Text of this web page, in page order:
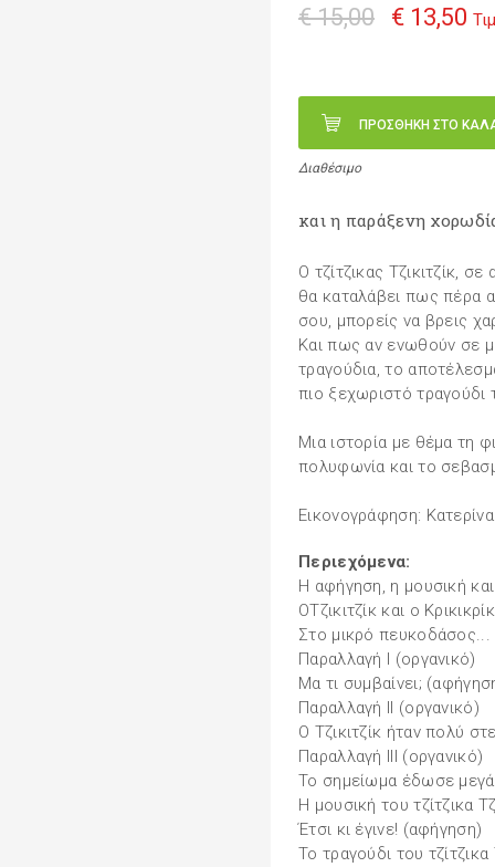
€ 15,00 € 13,50
ΠΡΟΣΘΗΚΗ ΣΤΟ
Διαθέσιμο
και η παράξενη
Ο τζίτζικας Τζικιτζίκ,
θα καταλάβει πως πέρα
σου, μπορείς να βρεις
Και πως αν ενωθούν σε
τραγούδια, το
πιο ξεχωριστό
Μια ιστορία με θέμα τη
πολυφωνία και το
Eικονογράφηση:
Περιεχόμενα:
Η αφήγηση, η μουσική
ΟΤζικιτζίκ και ο
Στο μικρό
Παραλλαγή Ι (οργανικό)
Μα τι συμβαίνει;
Παραλλαγή II (οργανικό)
Ο Τζικιτζίκ ήταν πολύ
Παραλλαγή III (οργανικό)
Το σημείωμα έδωσε
Η μουσική του τζίτζικα
Έτσι κι έγινε! (αφήγηση)
Το τραγούδι του τζίτζικα